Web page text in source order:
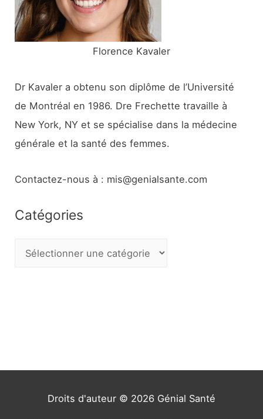
:
Florence Kavaler
Dr Kavaler a obtenu son diplôme de l’Université
de Montréal en 1986. Dre Frechette travaille à
New York, NY et se spécialise dans la médecine
générale et la santé des femmes.
Contactez-nous à : mis@genialsante.com
Catégories
Droits d'auteur © 2026 Génial Santé